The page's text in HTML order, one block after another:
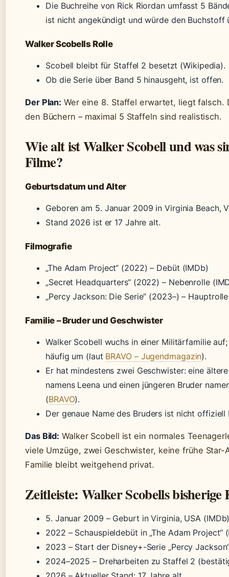
Die Buchreihe von Rick Riordan umfasst 5
ist nicht angekündigt und würde den Buchstoff
Walker Scobells Rolle
Scobell bleibt für Staffel 2 besetzt (Wikipedia).
Ob die Serie über Band 5 hinausgeht, ist offen.
Der Plan: Wer eine 8. Staffel erwartet, liegt falsch.
den Büchern – maximal 5 Staffeln sind realistisch.
Wie alt ist Walker Scobell und was
Filme?
Geburtsdatum und Alter
Geboren am 5. Januar 2009 in Virginia Beach,
Stand 2026 ist er 17 Jahre alt.
Filmografie
„The Adam Project“ (2022) – Debüt (IMDb)
„Secret Headquarters“ (2022) – Nebenrolle
„Percy Jackson: Die Serie“ (2023–) –
Familie – Bruder und Geschwister
Walker Scobell wuchs in einer Militärfamilie
häufig um (laut BRAVO – Jugendmagazin).
Er hat mindestens zwei Geschwister: eine
namens Leena und einen jüngeren Bruder
(BRAVO).
Der genaue Name des Bruders ist nicht
Das Bild: Walker Scobell ist ein normales
viele Umzüge, zwei Geschwister, keine frühe Star-
Familie bleibt weitgehend privat.
Zeitleiste: Walker Scobells
5. Januar 2009 – Geburt in Virginia, USA
2022 – Schauspieldebüt in „The Adam Project“
2023 – Start der Disney+-Serie „Percy
2024–2025 – Dreharbeiten zu Staffel 2